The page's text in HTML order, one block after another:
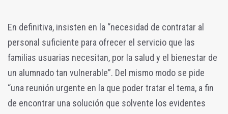
En definitiva, insisten en la “necesidad de contratar al
personal suficiente para ofrecer el servicio que las
familias usuarias necesitan, por la salud y el bienestar de
un alumnado tan vulnerable”. Del mismo modo se pide
“una reunión urgente en la que poder tratar el tema, a fin
de encontrar una solución que solvente los evidentes